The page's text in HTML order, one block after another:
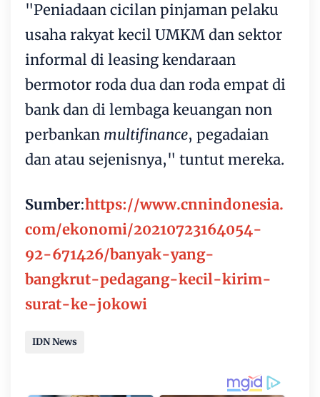
"Peniadaan cicilan pinjaman pelaku
usaha rakyat kecil UMKM dan sektor
informal di leasing kendaraan
bermotor roda dua dan roda empat di
bank dan di lembaga keuangan non
perbankan multifinance, pegadaian
dan atau sejenisnya," tuntut mereka.
Sumber:https://www.cnnindonesia.
com/ekonomi/20210723164054-
92-671426/banyak-yang-
bangkrut-pedagang-kecil-kirim-
surat-ke-jokowi
IDN News